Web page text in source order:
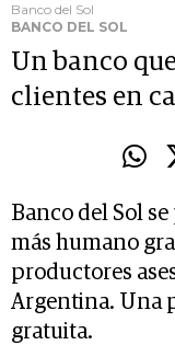
Banco del Sol
BANCO DEL SOL
Un banco
clientes en
Banco del Sol
más humano
productores
Argentina. Una
gratuita.